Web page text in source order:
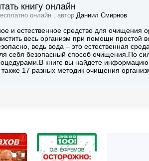
книгу онлайн
онлайн , автор Даниил Смирнов
и естественное средство для
весь организм при помощи простой
ведь вода – это естественная
себя безопасный способ очищения.По
книге вы найдете информацию
также 17 разных методик очищения